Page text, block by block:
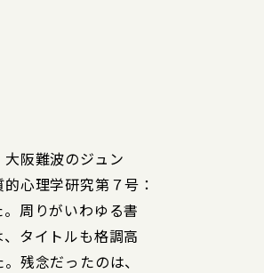
阪難波のジュン
心理学研究第７号：
周りがいわゆる書
タイトルも格調高
残念だったのは、